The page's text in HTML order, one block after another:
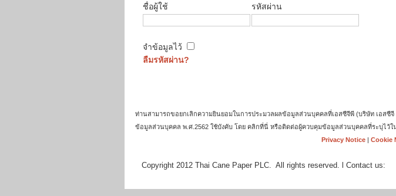
ชื่อผู้ใช้ รหัสผ่าน
จำข้อมูลไว้
ลืมรหัสผ่าน?
ท่านสามารถขอยกเลิกความยินยอมในการประมวลผลข้อมูลส่วนบุคคลที่เอสซีจีพี (บริษัท เอสซี
ข้อมูลส่วนบุคคล พ.ศ.2562 ใช้บังคับ โดย คลิกที่นี่ หรือติดต่อผู้ควบคุมข้อมูลส่วนบุคคลที่ระบุไว้ใ
Privacy Notice| Cookie
Copyright 2012 Thai Cane Paper PLC. All rights reserved. l Contact us: